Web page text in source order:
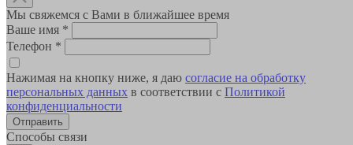
Мы свяжемся с Вами в ближайшее время
Ваше имя *
Телефон *
Нажимая на кнопку ниже, я даю согласие на обработку
персональных данных в соответствии с Политикой
конфиденциальности
Способы связи